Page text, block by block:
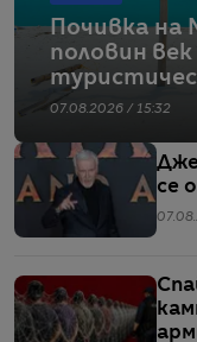
Почивка на
половин
07.08.2026 / 15:32
се